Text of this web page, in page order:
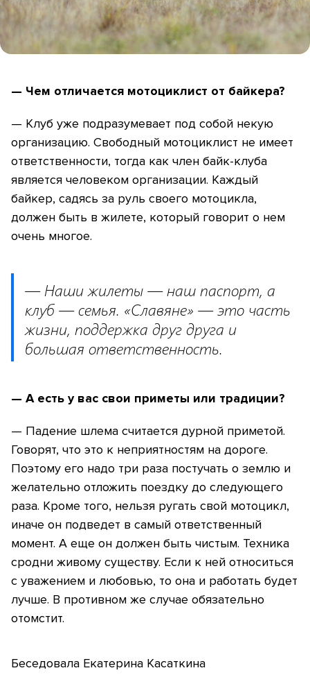
— Чем отличается мотоциклист от байкера?
— Клуб уже подразумевает под собой некую
организацию. Свободный мотоциклист не имеет
ответственности, тогда как член байк-клуба
является человеком организации. Каждый
байкер, садясь за руль своего мотоцикла,
должен быть в жилете, который говорит о нем
очень многое.
— Наши жилеты — наш паспорт, а
клуб — семья. «Славяне» — это часть
жизни, поддержка друг друга и
большая ответственность.
— А есть у вас свои приметы или традиции?
— Падение шлема считается дурной приметой.
Говорят, что это к неприятностям на дороге.
Поэтому его надо три раза постучать о землю и
желательно отложить поездку до следующего
раза. Кроме того, нельзя ругать свой мотоцикл,
иначе он подведет в самый ответственный
момент. А еще он должен быть чистым. Техника
сродни живому существу. Если к ней относиться
с уважением и любовью, то она и работать будет
лучше. В противном же случае обязательно
отомстит.
Беседовала Екатерина Касаткина